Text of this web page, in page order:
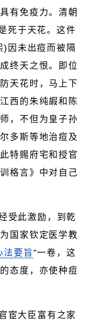
有免疫力。清朝
死于天花。这件
)因未出痘而被隔
终天之恨。即位
天花时，马上下
西的朱纯嘏和陈
，不但为皇子孙
多斯等地治痘及
特赐府宅和授官
格言》中对自己
受此激励，到乾
国家钦定医学教
法要旨”一卷，这
态度，亦使种痘
宦大臣富有之家